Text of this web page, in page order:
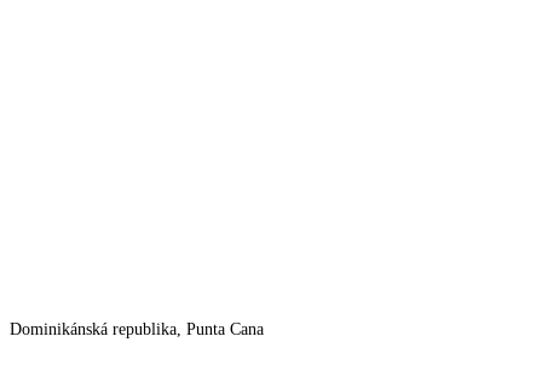
Dominikánská republika, Punta Cana